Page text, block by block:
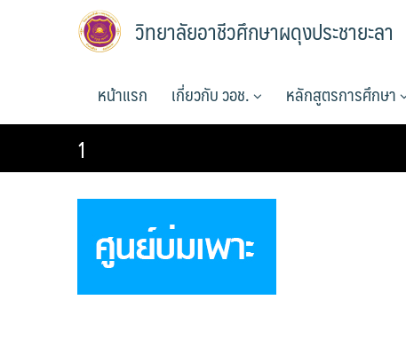
วิทยาลัยอาชีวศึกษาผดุงประชายะลา
หน้าแรก เกี่ยวกับ วอช. หลักสูตรการศึกษา
1